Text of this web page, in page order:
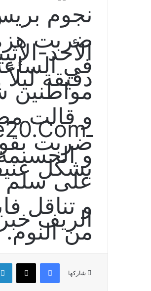
نجوم
ضربت
الأحد-
في
دقيقة
مواطنين
و قالت
ضربت
و
بشكل
على سلم
و تناقل
الريف
من النوم.
شاركها
فيسبوك X